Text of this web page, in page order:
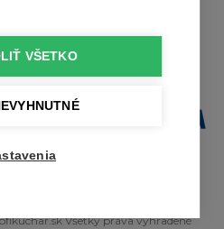
VŠETKO
Všetky práva vyhradené